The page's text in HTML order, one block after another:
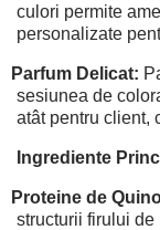
culori permite
personalizate
Parfum Delicat:
sesiunea de
atât pentru client,
Ingrediente
Proteine de
structurii firului de